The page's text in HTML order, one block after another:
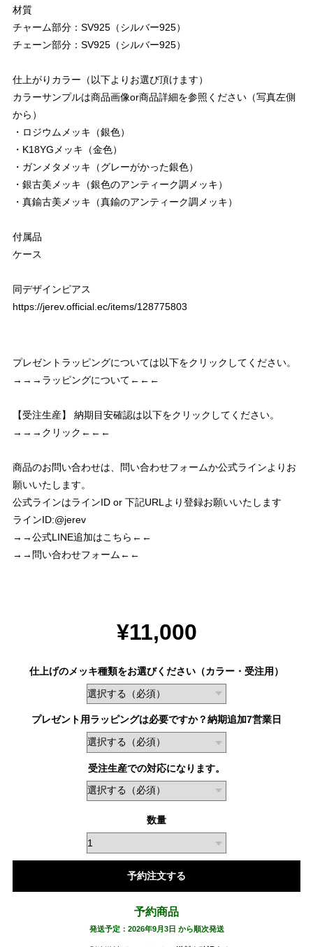
材質
チャーム部分：SV925（シルバー925）
チェーン部分：SV925（シルバー925）
仕上がりカラー（以下よりお選び頂けます）
カラーサンプルは商品画像or商品詳細を参照ください（写真左側
から）
・ロジウムメッキ（銀色）
・K18YGメッキ（金色）
・ガンメタメッキ（グレーがかった銀色）
・銀古美メッキ（銀色のアンティーク調メッキ）
・真鍮古美メッキ（真鍮のアンティーク調メッキ）
付属品
ケース
同デザインピアス
https://jerev.official.ec/items/128775803
プレゼントラッピングについては以下をクリックしてください。
→→→ラッピングについて←←←
【受注生産】 納期目安確認は以下をクリックしてください。
→→→クリック←←←
商品のお問い合わせは、問い合わせフォームか公式ラインよりお
願いいたします。
公式ラインはラインID or 下記URLより登録お願いいたします
ラインID:@jerev
→→公式LINE追加はこちら←←
→→問い合わせフォーム←←
¥11,000
仕上げのメッキ種類をお選びください（カラー・受注用）
プレゼント用ラッピングは必要ですか？納期追加7営業日
受注生産での対応になります。
数量
予約注文する
予約商品
発送予定：2026年9月3日 から順次発送